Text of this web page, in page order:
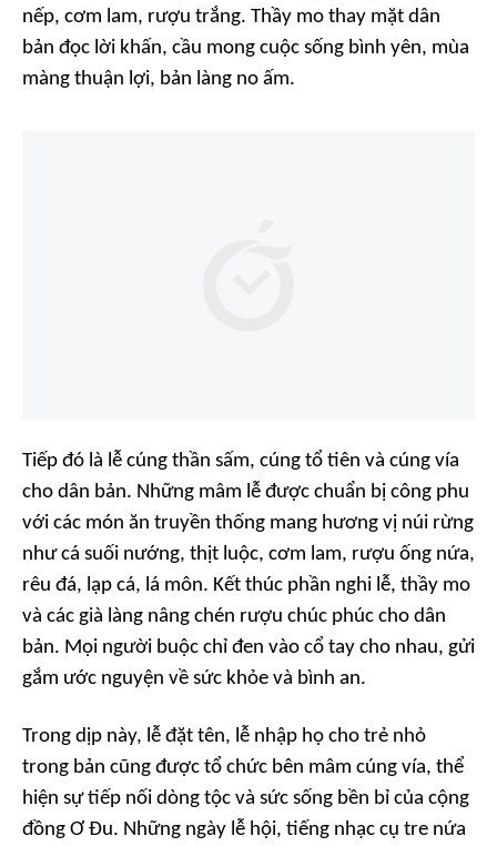
nếp, cơm lam, rượu trắng. Thầy mo thay mặt dân
bản đọc lời khấn, cầu mong cuộc sống bình yên, mùa
màng thuận lợi, bản làng no ấm.
Tiếp đó là lễ cúng thần sấm, cúng tổ tiên và cúng vía
cho dân bản. Những mâm lễ được chuẩn bị công phu
với các món ăn truyền thống mang hương vị núi rừng
như cá suối nướng, thịt luộc, cơm lam, rượu ống nứa,
rêu đá, lạp cá, lá môn. Kết thúc phần nghi lễ, thầy mo
và các già làng nâng chén rượu chúc phúc cho dân
bản. Mọi người buộc chỉ đen vào cổ tay cho nhau, gửi
gắm ước nguyện về sức khỏe và bình an.
Trong dịp này, lễ đặt tên, lễ nhập họ cho trẻ nhỏ
trong bản cũng được tổ chức bên mâm cúng vía, thể
hiện sự tiếp nối dòng tộc và sức sống bền bỉ của cộng
đồng Ơ Đu. Những ngày lễ hội, tiếng nhạc cụ tre nứa